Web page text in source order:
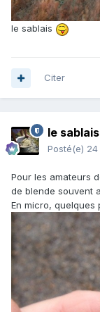
le sablais
Citer
le sablais
Posté(e)
Pour les amateurs
de blende souvent
En micro, quelques